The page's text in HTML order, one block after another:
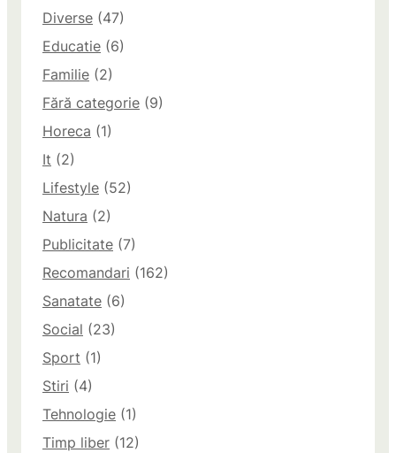
Diverse (47)
Educatie (6)
Familie (2)
Fără categorie (9)
Horeca (1)
It (2)
Lifestyle (52)
Natura (2)
Publicitate (7)
Recomandari (162)
Sanatate (6)
Social (23)
Sport (1)
Stiri (4)
Tehnologie (1)
Timp liber (12)